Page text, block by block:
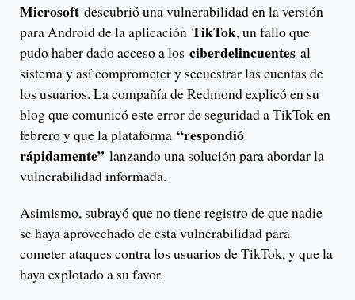
Microsoft descubrió una vulnerabilidad en la versión
para Android de la aplicación TikTok, un fallo que
pudo haber dado acceso a los ciberdelincuentes al
sistema y así comprometer y secuestrar las cuentas de
los usuarios. La compañía de Redmond explicó en su
blog que comunicó este error de seguridad a TikTok en
febrero y que la plataforma “respondió
rápidamente” lanzando una solución para abordar la
vulnerabilidad informada.
Asimismo, subrayó que no tiene registro de que nadie
se haya aprovechado de esta vulnerabilidad para
cometer ataques contra los usuarios de TikTok, y que la
haya explotado a su favor.